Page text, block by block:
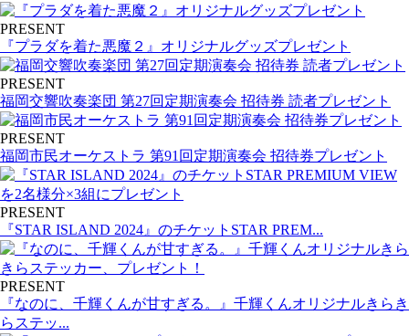
PRESENT
『プラダを着た悪魔２』オリジナルグッズプレゼント
PRESENT
福岡交響吹奏楽団 第27回定期演奏会 招待券 読者プレゼント
PRESENT
福岡市民オーケストラ 第91回定期演奏会 招待券プレゼント
PRESENT
『STAR ISLAND 2024』のチケットSTAR PREM...
PRESENT
『なのに、千輝くんが甘すぎる。』千輝くんオリジナルきらき
らステッ...